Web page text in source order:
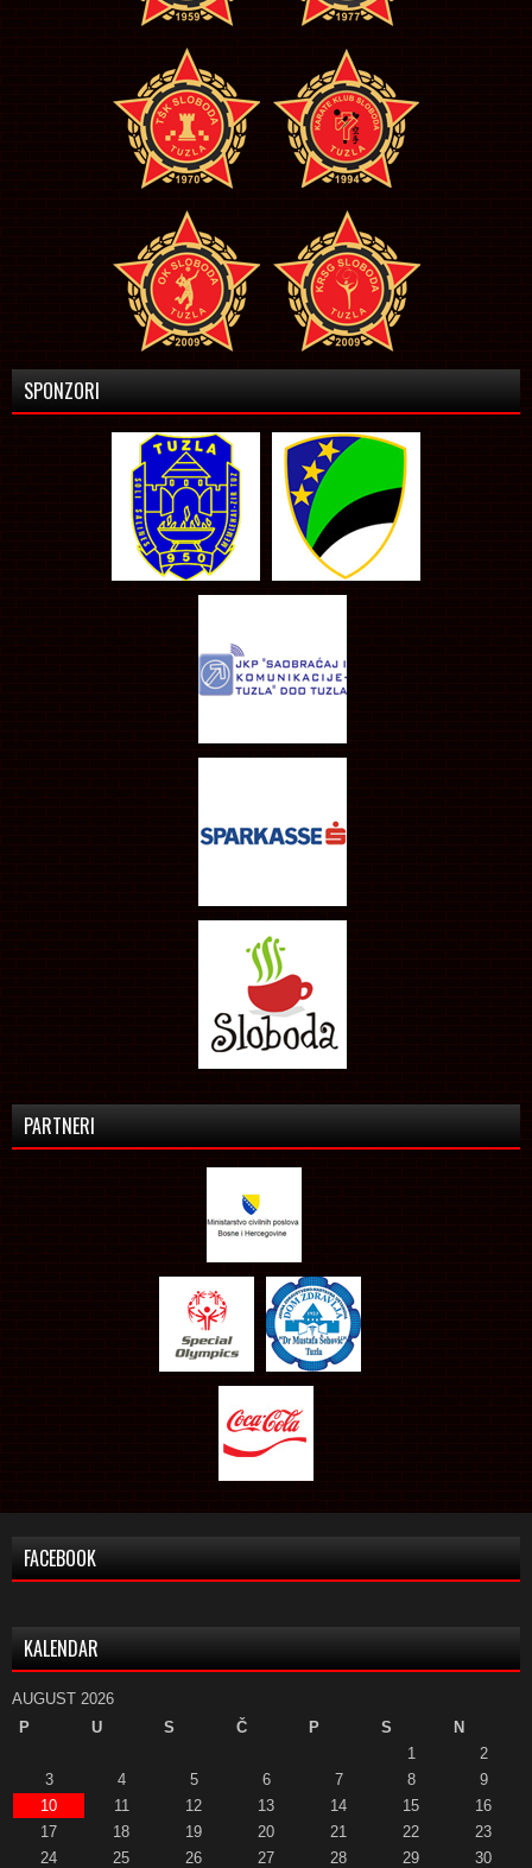
SPONZORI
PARTNERI
FACEBOOK
KALENDAR
AUGUST 2026
P
U S Č P S
N
1
2
3
4 5 6 7 8
9
10
11 12 13 14 15
16
17
18 19 20 21 22
23
24
25 26 27 28 29
30